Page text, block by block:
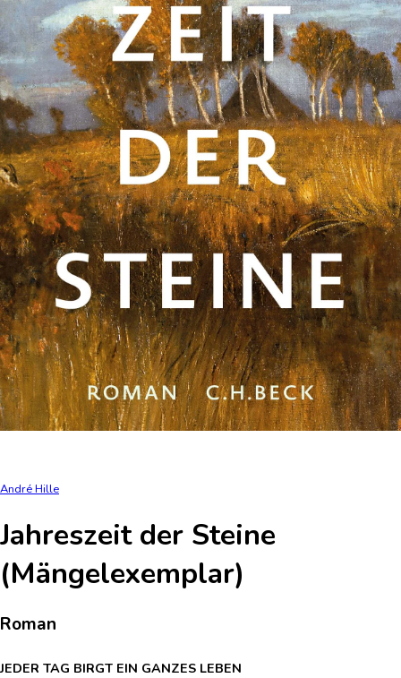
André Hille
Jahreszeit der Steine
(Mängelexemplar)
Roman
JEDER TAG BIRGT EIN GANZES LEBEN